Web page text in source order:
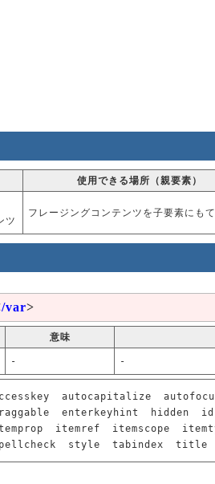
使用できる場所（親要素）
ツ
フレージングコンテンツを子要素にも
/var>
意味
- -
autocapitalize
enterkeyhint hidden id
itemref itemscope
style tabindex title